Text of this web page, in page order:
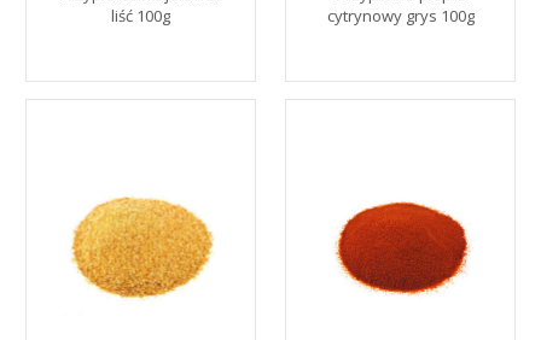
liść 100g
cytrynowy grys 100g